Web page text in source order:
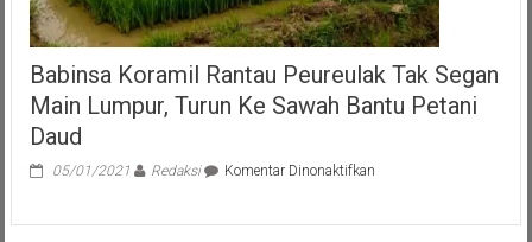
Babinsa Koramil Rantau Peureulak Tak Segan
Main Lumpur, Turun Ke Sawah Bantu Petani
Daud
05/01/2021 Redaksi Komentar Dinonaktifkanpada